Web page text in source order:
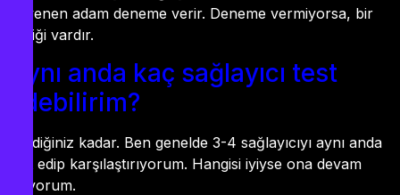
güvenen adam deneme verir. Deneme vermiyorsa, bir
bildiği vardır.
Aynı anda kaç sağlayıcı test
edebilirim?
İstediğiniz kadar. Ben genelde 3-4 sağlayıcıyı aynı anda
test edip karşılaştırıyorum. Hangisi iyiyse ona devam
ediyorum.